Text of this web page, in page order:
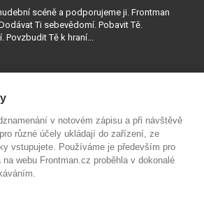
scéně a podporujeme ji. Frontman
Ti sebevědomí. Pobavit Tě.
Povzbudit Tě k hraní...
v notovém zápisu a při návštěvě
různé účely ukládají do zařízení, ze
vstupujete. Používáme je především pro
webu Frontman.cz proběhla v dokonalé